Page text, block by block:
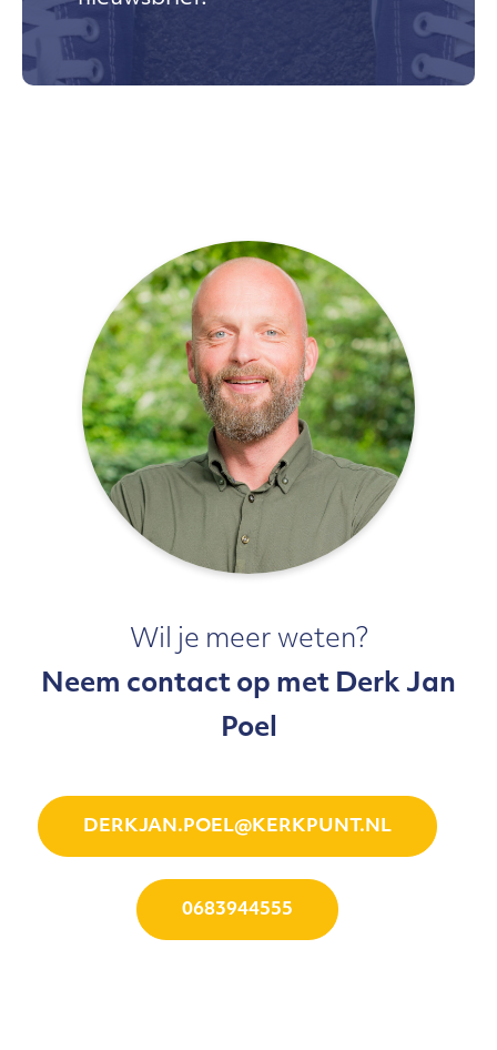
Wil je meer weten?
Neem contact op met Derk Jan
Poel
DERKJAN.POEL@KERKPUNT.NL
0683944555